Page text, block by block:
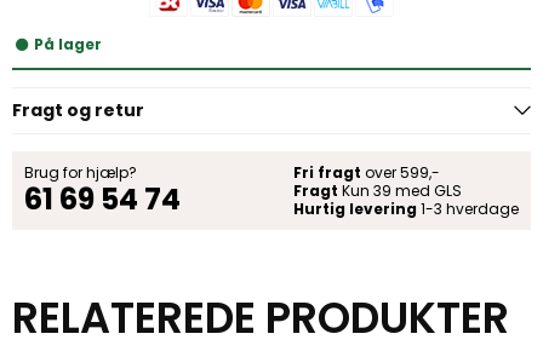
På lager
Fragt og retur
Brug for hjælp?
61 69 54 74
Fri fragt over 599,-
Fragt Kun 39 med GLS
Hurtig levering 1-3 hverdage
RELATEREDE PRODUKTER